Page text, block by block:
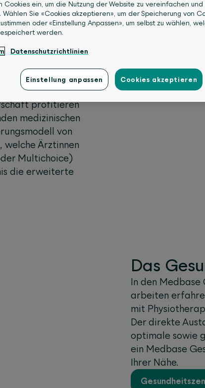
Qualität und Effektivität
Ärztinnen
profitieren
medizinischen
von
welche Ärztinnen
Multichoice)
die erweiterte
Das
In den Medbase
arbeiten
mit
Der direkte
optimale sowie
ein Medbase
Ihrer Nähe.
Cookies ein, um die Nutzung der Website zu vereinfachen
Wählen Sie «Cookies akzeptieren», um der Speicherung von
oder «Einstellung Anpassen», um selbst zu wählen,
werden.
Datenschutzrichtlinien
Einstellung anpassen Cookies akzeptieren